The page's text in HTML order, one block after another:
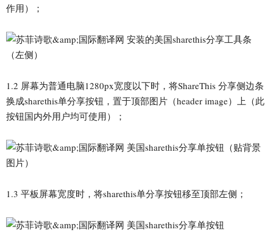
作用）；
1.2 屏幕为普通电脑1280px宽度以下时，将ShareThis 分享侧边条
换成sharethis单分享按钮，置于顶部图片（header image）上（此
按钮国内外用户均可使用）；
1.3 平板屏幕宽度时，将sharethis单分享按钮移至顶部左侧；